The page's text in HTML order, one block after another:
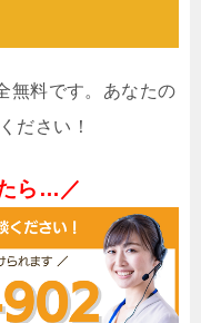
無料です。あなたの
ださい！
ら…／